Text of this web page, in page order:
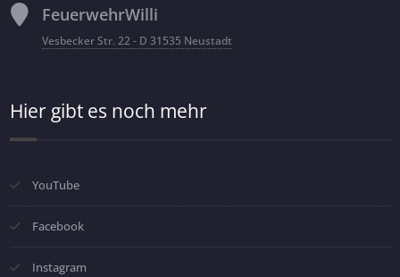
FeuerwehrWilli
Vesbecker Str. 22 - D 31535 Neustadt
Hier gibt es noch mehr
YouTube
Facebook
Instagram